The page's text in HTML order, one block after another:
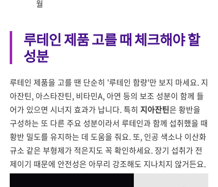
월
루테인 제품 고를 때 체크해야 할
성분
루테인 제품을 고를 땐 단순히 '루테인 함량'만 보지 마세요. 지
아잔틴, 아스타잔틴, 비타민A, 아연 등의 보조 성분이 함께 들
어가 있으면 시너지 효과가 납니다. 특히 지아잔틴은 황반을
구성하는 또 다른 주요 성분이라서 루테인과 함께 섭취했을 때
황반 밀도를 유지하는 데 도움을 줘요. 또, 인공 색소나 이산화
규소 같은 부형제가 적은지도 꼭 확인하세요. 장기 섭취가 전
제이기 때문에 안전성은 아무리 강조해도 지나치지 않거든요.